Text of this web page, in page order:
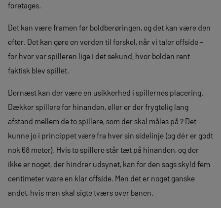
foretages.
Det kan være framen før boldberøringen, og det kan være den
efter. Det kan gøre en verden til forskel, når vi taler offside –
for hvor var spilleren lige i det sekund, hvor bolden rent
faktisk blev spillet.
Dernæst kan der være en usikkerhed i spillernes placering.
Dækker spillere for hinanden, eller er der frygtelig lang
afstand mellem de to spillere, som der skal måles på ? Det
kunne jo i princippet være fra hver sin sidelinje (og dér er godt
nok 68 meter). Hvis to spillere står tæt på hinanden, og der
ikke er noget, der hindrer udsynet, kan for den sags skyld fem
centimeter være en klar offside. Men det er noget ganske
andet, hvis man skal sigte tværs over banen.